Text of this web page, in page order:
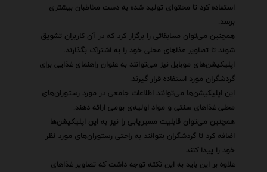
استفاده کرد تا محتوای تولید شده به دست مخاطبان بیشتری
برسد.
همچنین می‌توان مسابقاتی را برگزار کرد که در آن کاربران تشویق
شوند تا تصاویر غذاهای محلی خود را به اشتراک بگذارند.
اپلیکیشن‌های موبایل نیز می‌توانند به عنوان راهنمای غذایی برای
گردشگران مورد استفاده قرار گیرند.
این اپلیکیشن‌ها می‌توانند اطلاعات جامعی در مورد رستوران‌های
محلی غذاهای سنتی و مواد اولیه‌ی بومی ارائه دهند.
همچنین می‌توان قابلیت مسیریابی را نیز به این اپلیکیشن‌ها
اضافه کرد تا گردشگران بتوانند به راحتی رستوران‌های مورد نظر
خود را پیدا کنند.
علاوه بر این باید به این نکته توجه داشت که تصاویر غذاهای